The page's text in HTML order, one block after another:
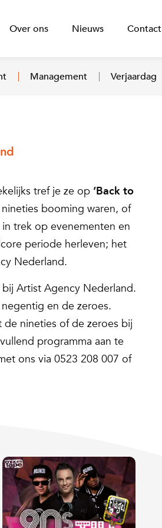
Over ons Nieuws Contact
Management Verjaardag
tref je ze op ‘Back to
booming waren, of
trek op evenementen en
periode herleven; het
Nederland.
Artist Agency Nederland.
en de zeroes.
nineties of de zeroes bij
programma aan te
ons via 0523 208 007 of